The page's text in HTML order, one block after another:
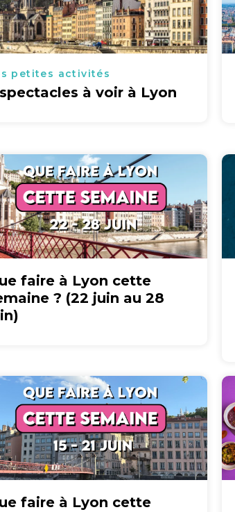
petites activités
à voir à Lyon
faire à Lyon cette
? (22 juin au 28
faire à Lyon cette